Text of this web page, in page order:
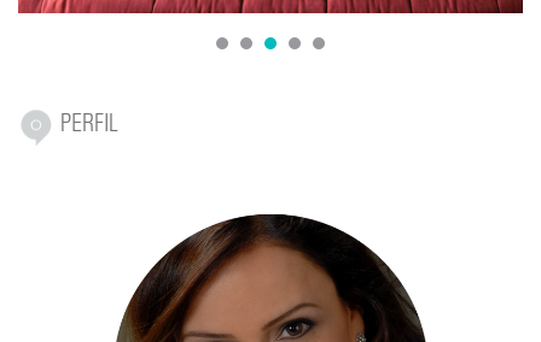
1 2 3 4 5
PERFIL